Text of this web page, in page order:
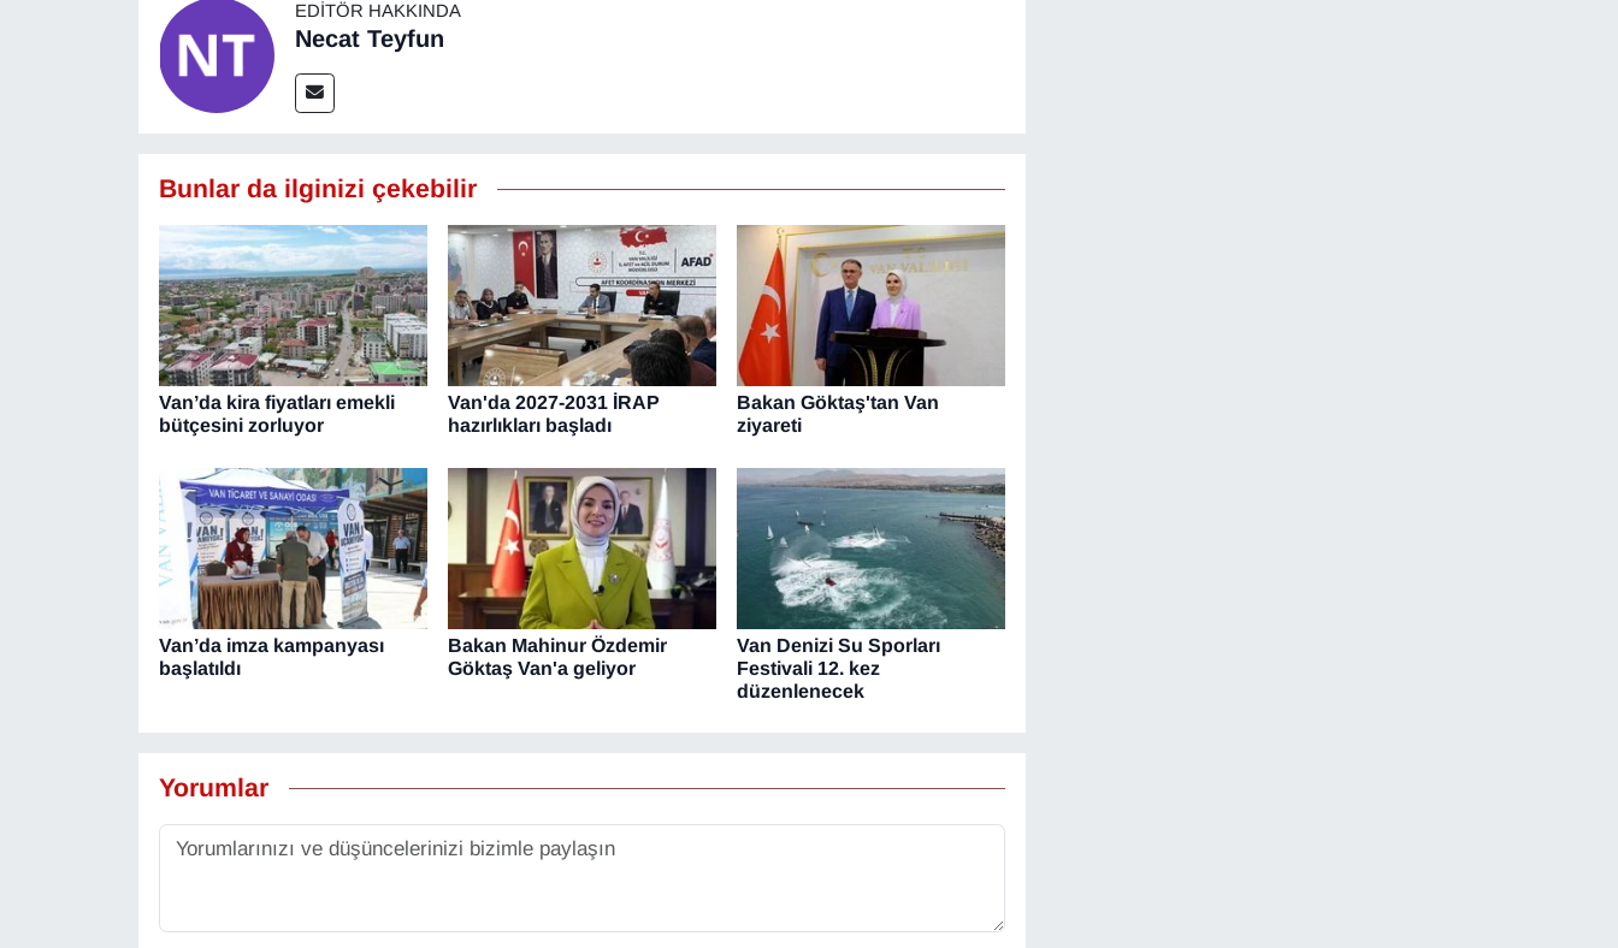
EDITÖR HAKKINDA
Necat Teyfun
Bunlar da ilginizi çekebilir
Van’da kira fiyatları emekli
bütçesini zorluyor
Van'da 2027-2031 İRAP
hazırlıkları başladı
Bakan Göktaş'tan Van
ziyareti
Van’da imza kampanyası
başlatıldı
Bakan Mahinur Özdemir
Göktaş Van'a geliyor
Van Denizi Su Sporları
Festivali 12. kez
düzenlenecek
Yorumlar